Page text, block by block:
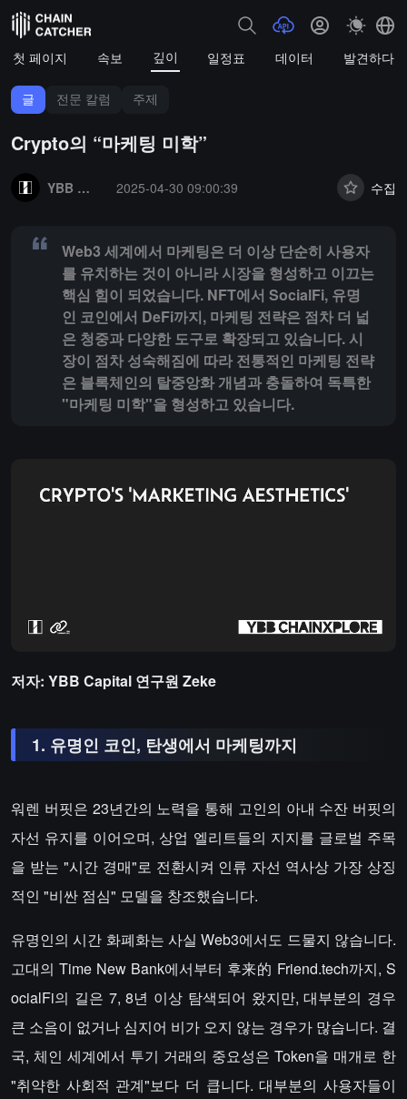
첫 페이지 속보 깊이 일정표 데이터 발견하다
글 전문 칼럼 주제
Crypto의 “마케팅 미학”
YBB 캐피탈
2025-04-30 09:00:39 수집
Web3 세계에서 마케팅은 더 이상 단순히 사용자
를 유치하는 것이 아니라 시장을 형성하고 이끄는
핵심 힘이 되었습니다. NFT에서 SocialFi, 유명
인 코인에서 DeFi까지, 마케팅 전략은 점차 더 넓
은 청중과 다양한 도구로 확장되고 있습니다. 시
장이 점차 성숙해짐에 따라 전통적인 마케팅 전략
은 블록체인의 탈중앙화 개념과 충돌하여 독특한
"마케팅 미학"을 형성하고 있습니다.
저자: YBB Capital 연구원 Zeke
1. 유명인 코인, 탄생에서 마케팅까지
워렌 버핏은 23년간의 노력을 통해 고인의 아내 수잔 버핏의
자선 유지를 이어오며, 상업 엘리트들의 지지를 글로벌 주목
을 받는 "시간 경매"로 전환시켜 인류 자선 역사상 가장 상징
적인 "비싼 점심" 모델을 창조했습니다.
유명인의 시간 화폐화는 사실 Web3에서도 드물지 않습니다.
고대의 Time New Bank에서부터 후来的 Friend.tech까지, S
ocialFi의 길은 7, 8년 이상 탐색되어 왔지만, 대부분의 경우
큰 소음이 없거나 심지어 비가 오지 않는 경우가 많습니다. 결
국, 체인 세계에서 투기 거래의 중요성은 Token을 매개로 한
"취약한 사회적 관계"보다 더 큽니다. 대부분의 사용자들이